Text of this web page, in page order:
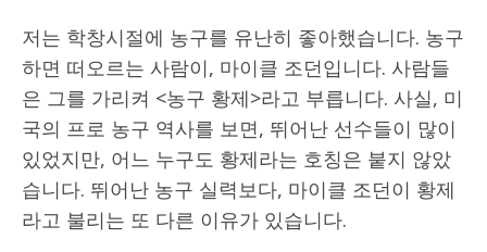
저는 학창시절에 농구를 유난히 좋아했습니다. 농구
하면 떠오르는 사람이, 마이클 조던입니다. 사람들
은 그를 가리켜 <농구 황제>라고 부릅니다. 사실, 미
국의 프로 농구 역사를 보면, 뛰어난 선수들이 많이
있었지만, 어느 누구도 황제라는 호칭은 붙지 않았
습니다. 뛰어난 농구 실력보다, 마이클 조던이 황제
라고 불리는 또 다른 이유가 있습니다.